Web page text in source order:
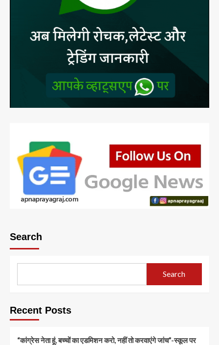
Search
Search
Recent Posts
“कांग्रेस नेता हूं, बच्चों का एडमिशन करो, नहीं तो करवाएंगे जांच”-स्कूल पर